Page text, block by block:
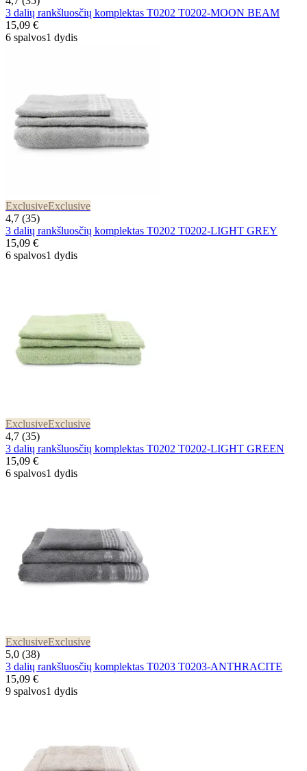
3 dalių rankšluosčių komplektas T0202 T0202-MOON BEAM
15,09 €
6 spalvos1 dydis
ExclusiveExclusive
4,7 (35)
3 dalių rankšluosčių komplektas T0202 T0202-LIGHT GREY
15,09 €
6 spalvos1 dydis
ExclusiveExclusive
4,7 (35)
3 dalių rankšluosčių komplektas T0202 T0202-LIGHT GREEN
15,09 €
6 spalvos1 dydis
ExclusiveExclusive
5,0 (38)
3 dalių rankšluosčių komplektas T0203 T0203-ANTHRACITE
15,09 €
9 spalvos1 dydis